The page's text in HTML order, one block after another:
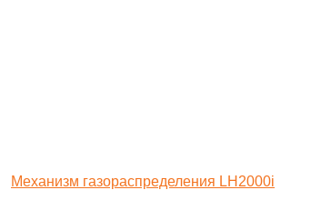
Механизм газораспределения LH2000i